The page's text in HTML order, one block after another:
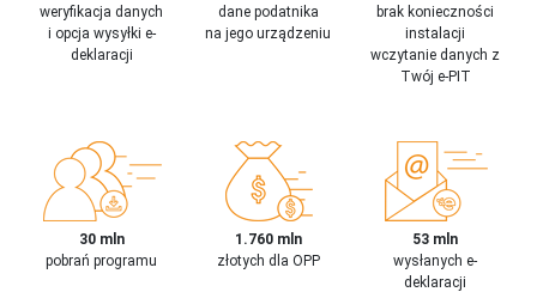
weryfikacja danych
i opcja wysyłki e-
deklaracji
dane podatnika
na jego urządzeniu
brak konieczności
instalacji
wczytanie danych z
Twój e-PIT
30 mln
pobrań programu
1.760 mln
złotych dla OPP
53 mln
wysłanych e-
deklaracji